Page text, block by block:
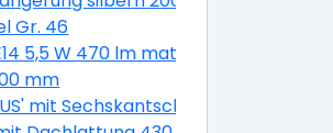
Gr. 46
5,5 W 470 lm matt, 3 Stück
mm
mit Sechskantschraube, Ø 10 x 60